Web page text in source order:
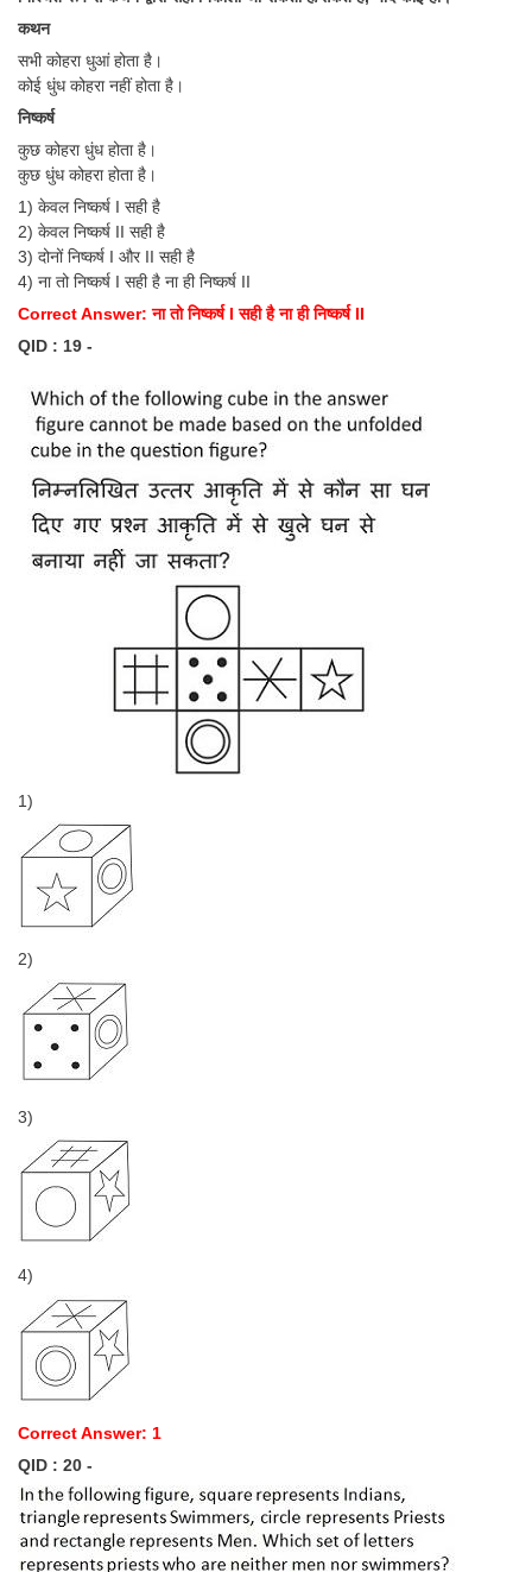
कथन
सभी कोहरा धुआं होता है।
कोई धुंध कोहरा नहीं होता है।
निष्कर्ष
कुछ कोहरा धुंध होता है।
कुछ धुंध कोहरा होता है।
1) केवल निष्कर्ष I सही है
2) केवल निष्कर्ष II सही है
3) दोनों निष्कर्ष I और II सही है
4) ना तो निष्कर्ष I सही है ना ही निष्कर्ष II
Correct Answer: ना तो निष्कर्ष I सही है ना ही निष्कर्ष II
QID : 19 -
1)
2)
3)
4)
Correct Answer: 1
QID : 20 -